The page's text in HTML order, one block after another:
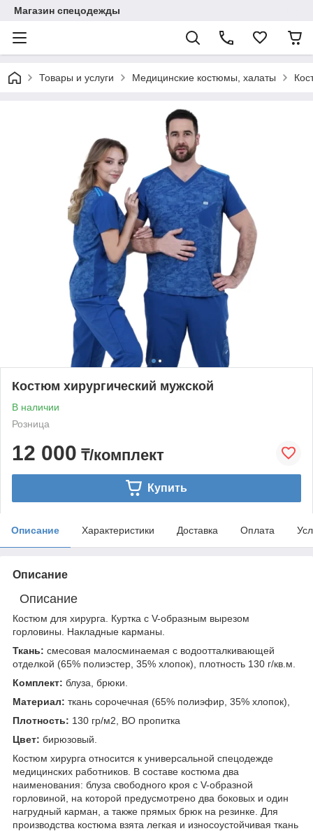
Магазин спецодежды
Товары и услуги Медицинские костюмы, халаты
Костюм хирургический мужской
В наличии
Розница
12 000 ₸/комплект
Купить
Описание Характеристики Доставка Оплата
Описание
Описание
Костюм для хирурга. Куртка с V-образным вырезом
горловины. Накладные карманы.
Ткань: смесовая малосминаемая с водоотталкивающей
отделкой (65% полиэстер, 35% хлопок), плотность 130 г/кв.м.
Комплект: блуза, брюки.
Материал: ткань сорочечная (65% полиэфир, 35% хлопок),
Плотность: 130 гр/м2, ВО пропитка
Цвет: бирюзовый.
Костюм хирурга относится к универсальной спецодежде
медицинских работников. В составе костюма два
наименования: блуза свободного кроя с V-образной
горловиной, на которой предусмотрено два боковых и один
нагрудный карман, а также прямых брюк на резинке. Для
производства костюма взята легкая и износоустойчивая ткань